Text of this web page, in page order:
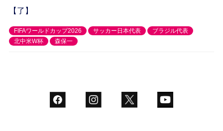
【了】
FIFAワールドカップ2026 サッカー日本代表
ブラジル代表
北中米W杯
森保一